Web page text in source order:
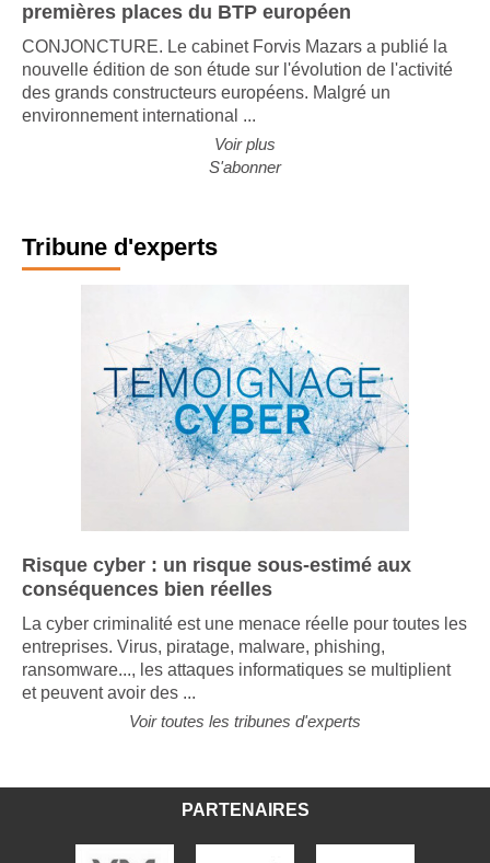
premières places du BTP européen
CONJONCTURE. Le cabinet Forvis Mazars a publié la
nouvelle édition de son étude sur l'évolution de l'activité
des grands constructeurs européens. Malgré un
environnement international ...
Voir plus
S'abonner
Tribune d'experts
Risque cyber : un risque sous-estimé aux
conséquences bien réelles
La cyber criminalité est une menace réelle pour toutes les
entreprises. Virus, piratage, malware, phishing,
ransomware..., les attaques informatiques se multiplient
et peuvent avoir des ...
Voir toutes les tribunes d'experts
PARTENAIRES